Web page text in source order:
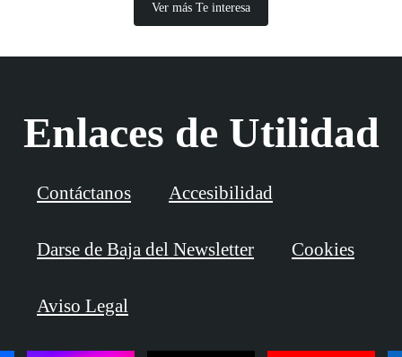
Ver más Te interesa
Enlaces de Utilidad
Contáctanos Accesibilidad
Darse de Baja del Newsletter Cookies
Aviso Legal